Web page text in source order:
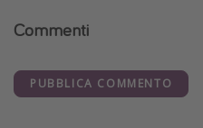
Commenti
PUBBLICA COMMENTO